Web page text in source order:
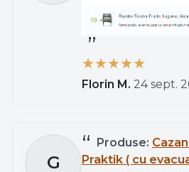
Florin M. 24 sept.
G
Produse:
Praktik ( cu